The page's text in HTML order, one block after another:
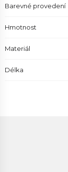
Barevné provedení
Hmotnost
Materiál
Délka